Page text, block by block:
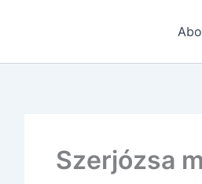
Szerjózsa